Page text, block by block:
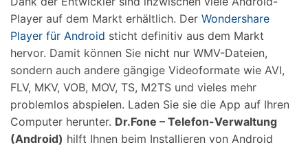
Player auf dem Markt erhältlich. Der Wondershare
Player für Android sticht definitiv aus dem Markt
hervor. Damit können Sie nicht nur WMV-Dateien,
sondern auch andere gängige Videoformate wie AVI,
FLV, MKV, VOB, MOV, TS, M2TS und vieles mehr
problemlos abspielen. Laden Sie sie die App auf Ihren
Computer herunter. Dr.Fone – Telefon-Verwaltung
(Android) hilft Ihnen beim Installieren von Android